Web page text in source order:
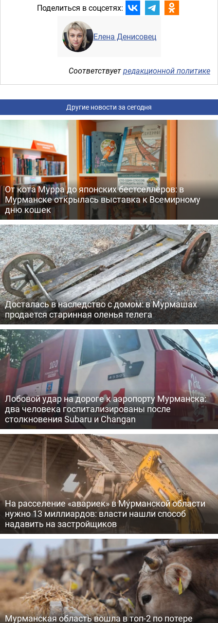
Поделиться в соцсетях:
Елена Денисовец
Соответствуетредакционной политике
Другие новости за сегодня
От кота Мурра до японских бестселлеров: в
Мурманске открылась выставка к Всемирному
дню кошек
Досталась в наследство с домом: в Мурмашах
продается старинная оленья телега
Лобовой удар на дороге к аэропорту Мурманска:
два человека госпитализированы после
столкновения Subaru и Changan
На расселение «авариек» в Мурманской области
нужно 13 миллиардов: власти нашли способ
надавить на застройщиков
Мурманская область вошла в топ-2 по потере